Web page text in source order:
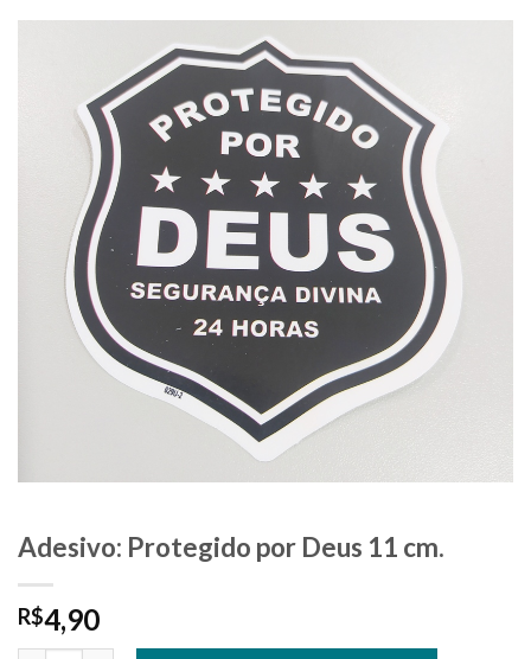
Adesivo: Protegido por Deus 11 cm.
R$4,90